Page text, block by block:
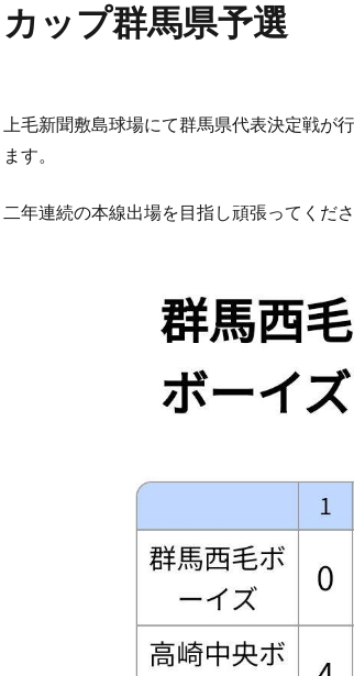
カップ群馬県予選
上毛新聞敷島球場にて群馬県代表決定戦が
ます。
二年連続の本線出場を目指し頑張ってくださ